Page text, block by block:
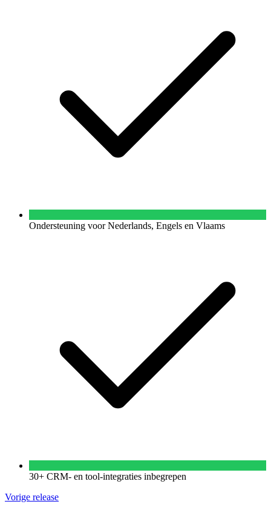
Ondersteuning voor Nederlands, Engels en Vlaams
30+ CRM- en tool-integraties inbegrepen
Vorige release